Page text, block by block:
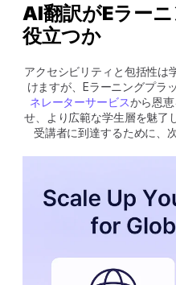
AI翻訳がEラー
役立つか
アクセシビリティと包括性は
けますが、Eラーニングプラ
ネレーターサービスから恩
せ、より広範な学生層を魅了
受講者に到達するために、